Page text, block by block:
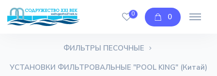
0
0
Запчасти
Главная
Бассейны
ФИЛЬТРЫ ПЕСОЧНЫЕ
УСТАНОВКИ ФИЛЬТРОВАЛЬНЫЕ "POOL KING" (Китай)